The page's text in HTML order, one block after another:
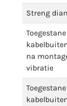
Streng
Toegestane
na
vibratie
Toegestane